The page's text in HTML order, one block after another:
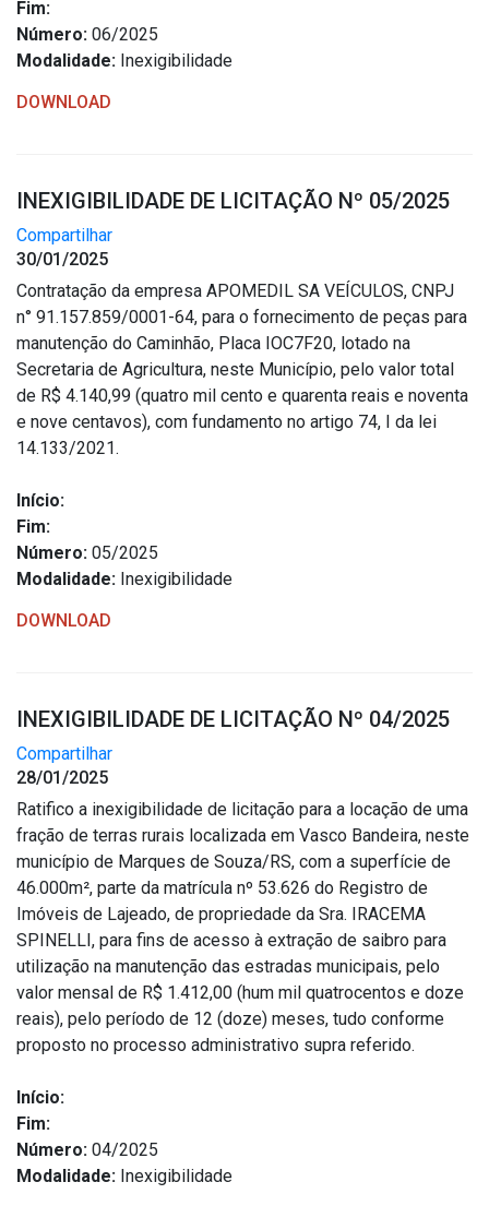
Fim:
Número: 06/2025
Modalidade: Inexigibilidade
DOWNLOAD
INEXIGIBILIDADE DE LICITAÇÃO Nº 05/2025
Compartilhar
30/01/2025
Contratação da empresa APOMEDIL SA VEÍCULOS, CNPJ
n° 91.157.859/0001-64, para o fornecimento de peças para
manutenção do Caminhão, Placa IOC7F20, lotado na
Secretaria de Agricultura, neste Município, pelo valor total
de R$ 4.140,99 (quatro mil cento e quarenta reais e noventa
e nove centavos), com fundamento no artigo 74, I da lei
14.133/2021.
Início:
Fim:
Número: 05/2025
Modalidade: Inexigibilidade
DOWNLOAD
INEXIGIBILIDADE DE LICITAÇÃO Nº 04/2025
Compartilhar
28/01/2025
Ratifico a inexigibilidade de licitação para a locação de uma
fração de terras rurais localizada em Vasco Bandeira, neste
município de Marques de Souza/RS, com a superfície de
46.000m², parte da matrícula nº 53.626 do Registro de
Imóveis de Lajeado, de propriedade da Sra. IRACEMA
SPINELLI, para fins de acesso à extração de saibro para
utilização na manutenção das estradas municipais, pelo
valor mensal de R$ 1.412,00 (hum mil quatrocentos e doze
reais), pelo período de 12 (doze) meses, tudo conforme
proposto no processo administrativo supra referido.
Início:
Fim:
Número: 04/2025
Modalidade: Inexigibilidade